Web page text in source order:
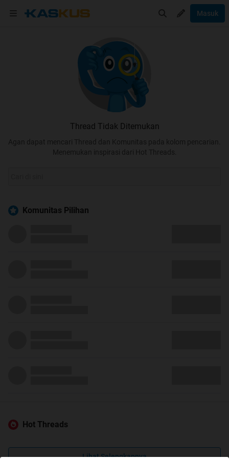
Masuk
Thread Tidak Ditemukan
Agan dapat mencari Thread dan Komunitas pada kolom pencarian.
Menemukan inspirasi dari Hot Threads.
Komunitas Pilihan
Hot Threads
Lihat Selengkapnya